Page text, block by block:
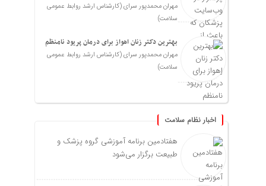
مهران محمدپور سرای (کارشناس ارشد روابط عمومی
سلامت)
بهترین دکتر زنان اهواز برای درمان پریود نامنظم
مهران محمدپور سرای (کارشناس ارشد روابط عمومی
سلامت)
اخبار نظام سلامت
هفتادمین برنامه آموزشی گروه پزشک و
طبیعت برگزار می‌شود